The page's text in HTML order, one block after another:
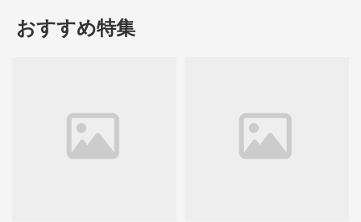
おすすめ特集